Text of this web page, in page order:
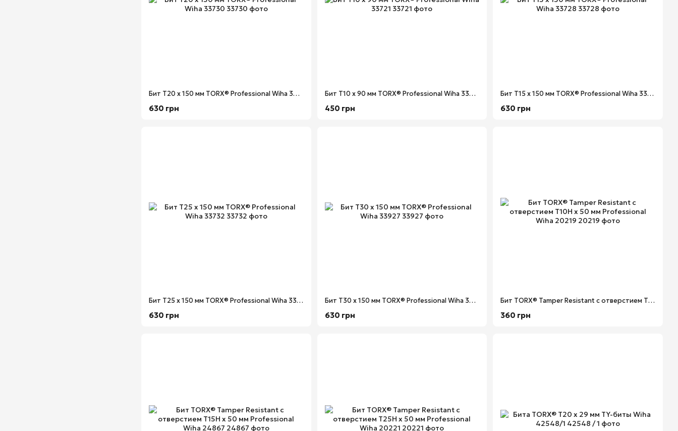
Бит Т20 х 150 мм TORX® Professional Wiha 33730
630 грн
Бит Т10 х 90 мм TORX® Professional Wiha 33721
450 грн
Бит Т15 х 150 мм TORX® Professional Wiha 33728
630 грн
Бит Т25 х 150 мм TORX® Professional Wiha 33732
630 грн
Бит Т30 х 150 мм TORX® Professional Wiha 33927
630 грн
Бит TORX® Tamper Resistant с отверстием T10H х 50 мм Professional Wiha 20219
360 грн